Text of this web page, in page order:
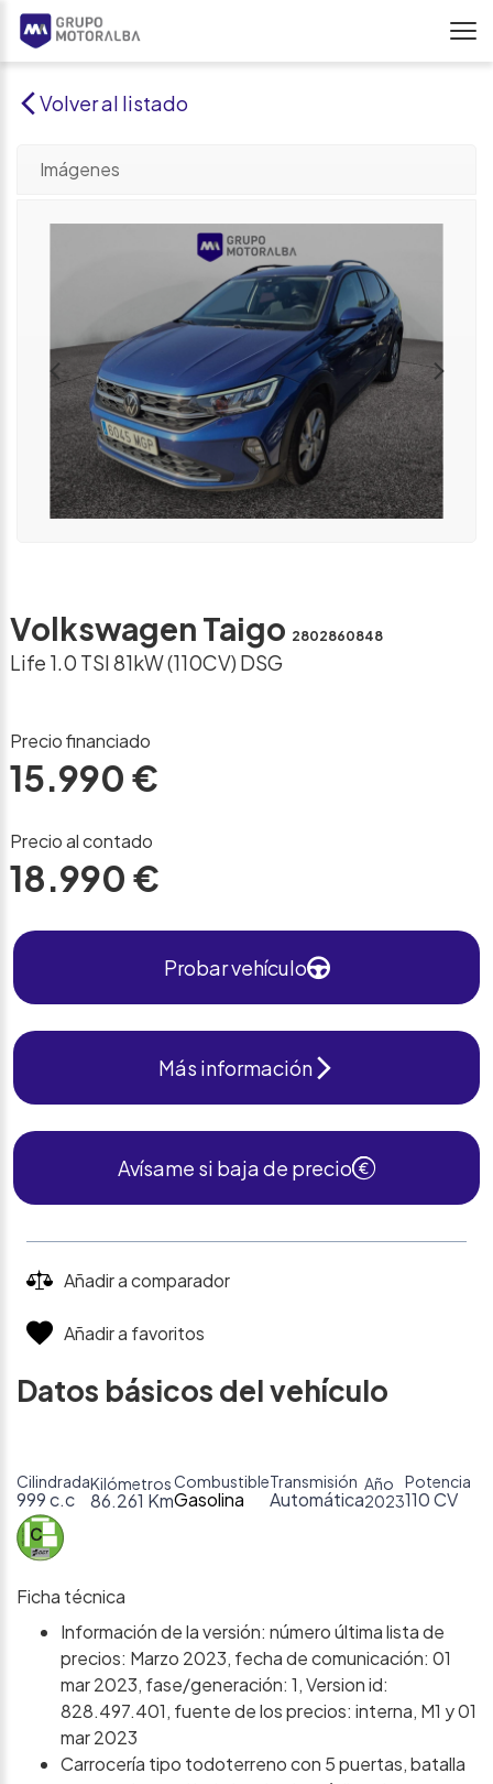
Volver al listado
Imágenes
Volkswagen Taigo 2802860848
Life 1.0 TSI 81kW (110CV) DSG
Precio financiado
15.990 €
Precio al contado
18.990 €
Probar vehículo
Más información
Avísame si baja de precio
Añadir a comparador
Añadir a favoritos
Datos básicos del vehículo
Cilindrada
999 c.c
Kilómetros
86.261 Km
Combustible
Gasolina
Transmisión
Automática
Año
2023
Potencia
110 CV
Ficha técnica
Información de la versión: número última lista de
precios: Marzo 2023, fecha de comunicación: 01
mar 2023, fase/generación: 1, Version id:
828.497.401, fuente de los precios: interna, M1 y 01
mar 2023
Carrocería tipo todoterreno con 5 puertas, batalla